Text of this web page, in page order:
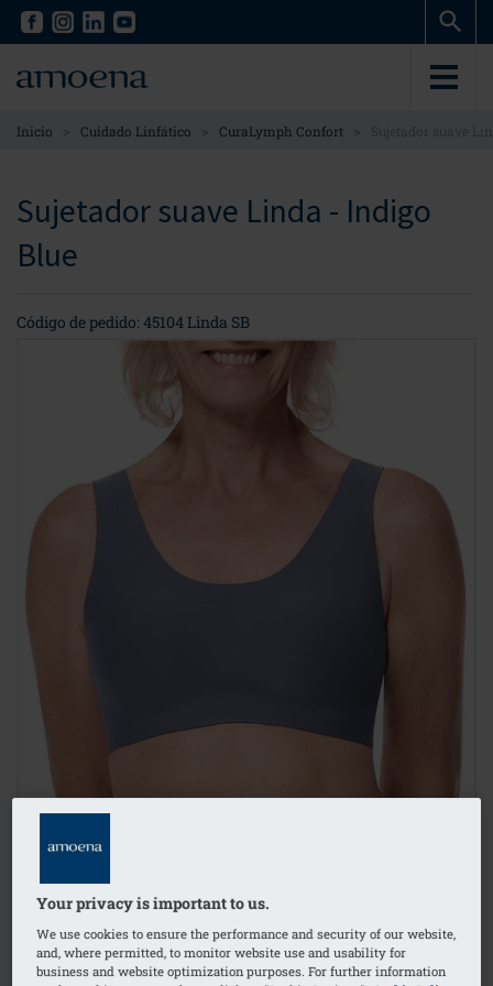
Skip
content
Skip
content
Inicio > Cuidado Linfático > CuraLymph Confort >
Sujetador suave Linda - Indigo
Blue
Código de pedido: 45104 Linda SB
Your privacy is important to us.
We use cookies to ensure the performance and security of our website,
and, where permitted, to monitor website use and usability for
business and website optimization purposes. For further information